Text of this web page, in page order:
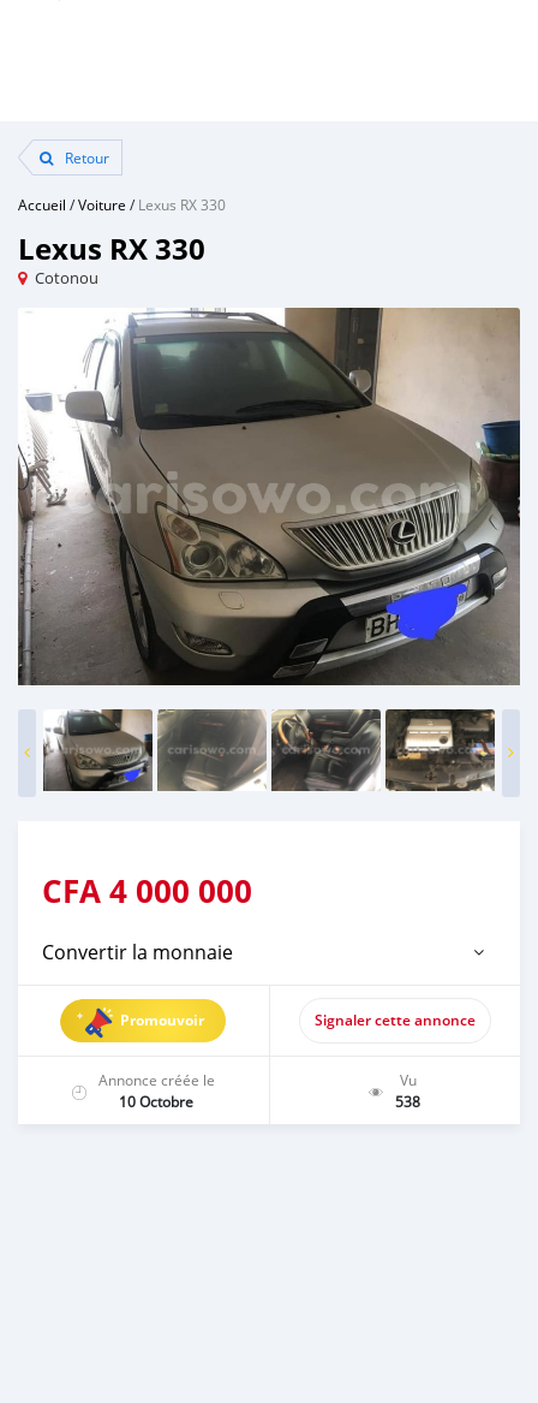
Retour
Accueil /Voiture /Lexus RX 330
Lexus RX 330
Cotonou
CFA4 000 000
Convertir la monnaie
Promouvoir Signaler cette annonce
Annonce créée le
10 Octobre
Vu
538